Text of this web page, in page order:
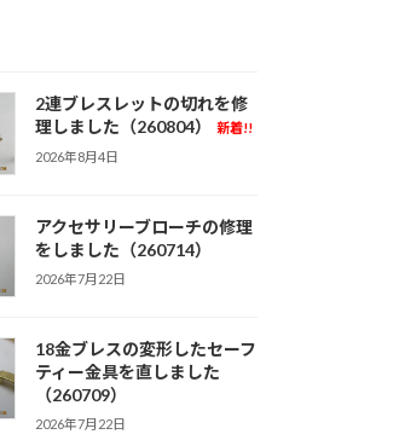
2連ブレスレットの切れを修
理しました（260804）
新着!!
2026年8月4日
アクセサリーブローチの修理
をしました（260714）
2026年7月22日
18金ブレスの変形したセーフ
ティー金具を直しました
（260709）
2026年7月22日